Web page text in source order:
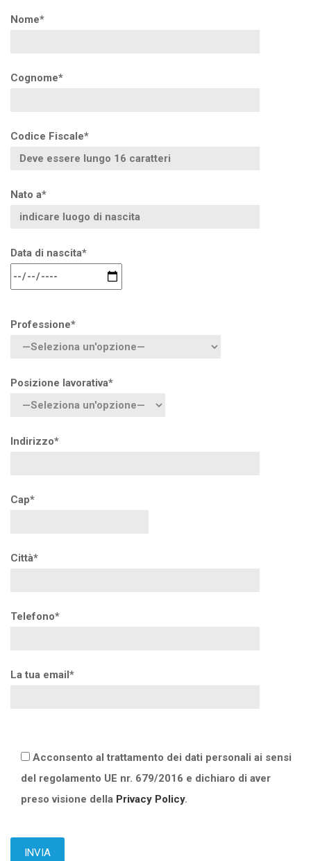
Nome*
Cognome*
Codice Fiscale*
Nato a*
Data di nascita*
Professione*
Posizione lavorativa*
Indirizzo*
Cap*
Città*
Telefono*
La tua email*
Acconsento al trattamento dei dati personali ai sensi
del regolamento UE nr. 679/2016 e dichiaro di aver
preso visione della Privacy Policy.